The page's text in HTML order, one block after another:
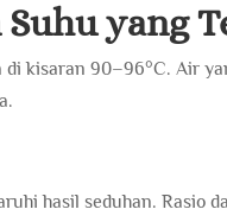
yang
kisaran 90–96°C. Air
hasil seduhan. Rasio